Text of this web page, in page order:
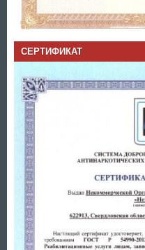
СЕРТИФИКАТ